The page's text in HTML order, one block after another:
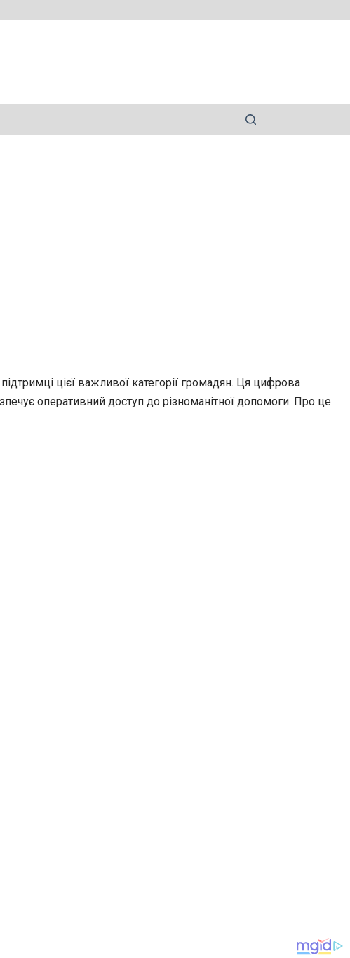
підтримці цієї важливої категорії громадян. Ця цифрова
оперативний доступ до різноманітної допомоги. Про це